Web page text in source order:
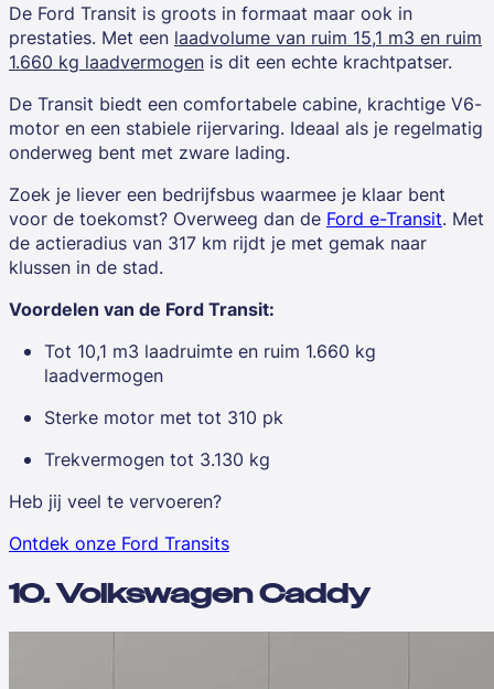
De Ford Transit is groots in formaat maar ook in
prestaties. Met een laadvolume van ruim 15,1 m3 en ruim
1.660 kg laadvermogen is dit een echte krachtpatser.
De Transit biedt een comfortabele cabine, krachtige V6-
motor en een stabiele rijervaring. Ideaal als je regelmatig
onderweg bent met zware lading.
Zoek je liever een bedrijfsbus waarmee je klaar bent
voor de toekomst? Overweeg dan de Ford e-Transit. Met
de actieradius van 317 km rijdt je met gemak naar
klussen in de stad.
Voordelen van de Ford Transit:
Tot 10,1 m3 laadruimte en ruim 1.660 kg
laadvermogen
Sterke motor met tot 310 pk
Trekvermogen tot 3.130 kg
Heb jij veel te vervoeren?
Ontdek onze Ford Transits
10. Volkswagen Caddy